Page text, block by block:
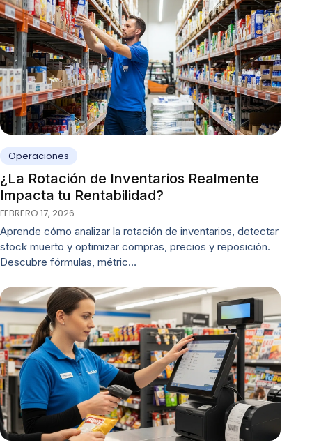
Operaciones
¿La Rotación de Inventarios Realmente
Impacta tu Rentabilidad?
FEBRERO 17, 2026
Aprende cómo analizar la rotación de inventarios, detectar
stock muerto y optimizar compras, precios y reposición.
Descubre fórmulas, métric…